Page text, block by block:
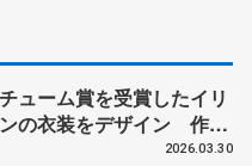
ューム賞を受賞したイリ
の衣装をデザイン 作り
重される海外選手からの
2026.03.30